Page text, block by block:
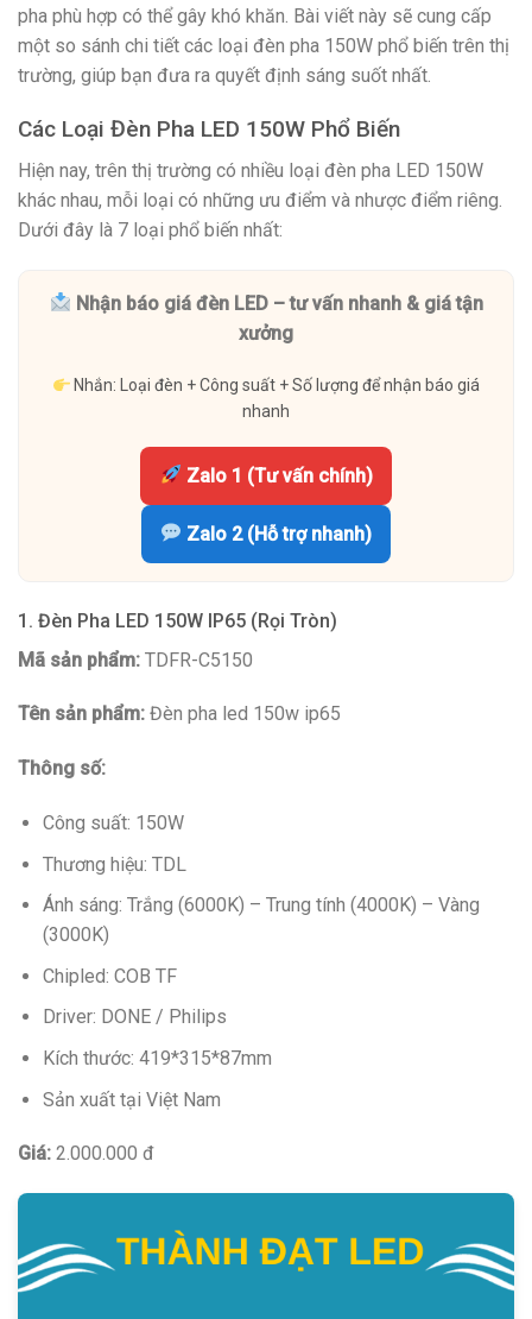
pha phù hợp có thể gây khó khăn. Bài viết này sẽ cung cấp
một so sánh chi tiết các loại đèn pha 150W phổ biến trên thị
trường, giúp bạn đưa ra quyết định sáng suốt nhất.
Các Loại Đèn Pha LED 150W Phổ Biến
Hiện nay, trên thị trường có nhiều loại đèn pha LED 150W
khác nhau, mỗi loại có những ưu điểm và nhược điểm riêng.
Dưới đây là 7 loại phổ biến nhất:
Nhận báo giá đèn LED – tư vấn nhanh & giá tận
xưởng
Nhắn: Loại đèn + Công suất + Số lượng để nhận báo giá
nhanh
Zalo 1 (Tư vấn chính)
Zalo 2 (Hỗ trợ nhanh)
1. Đèn Pha LED 150W IP65 (Rọi Tròn)
Mã sản phẩm: TDFR-C5150
Tên sản phẩm: Đèn pha led 150w ip65
Thông số:
Công suất: 150W
Thương hiệu: TDL
Ánh sáng: Trắng (6000K) – Trung tính (4000K) – Vàng
(3000K)
Chipled: COB TF
Driver: DONE / Philips
Kích thước: 419*315*87mm
Sản xuất tại Việt Nam
Giá: 2.000.000 đ